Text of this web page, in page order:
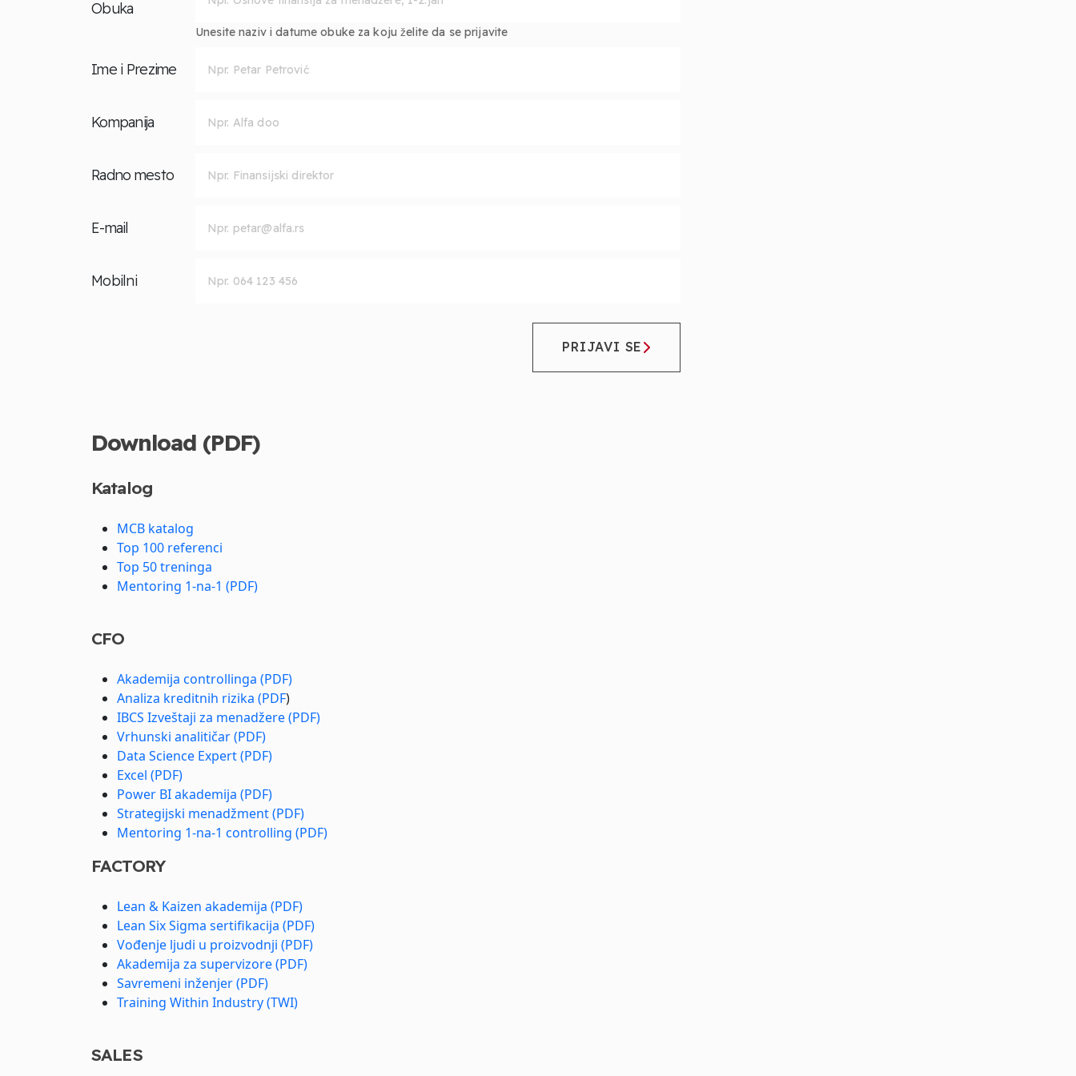
Obuka
Unesite naziv i datume obuke za koju želite da se prijavite
Ime i Prezime
Kompanija
Radno mesto
E-mail
Mobilni
PRIJAVI SE
Download (PDF)
Katalog
MCB katalog
Top 100 referenci
Top 50 treninga
Mentoring 1-na-1 (PDF)
CFO
Akademija controllinga (PDF)
Analiza kreditnih rizika (PDF)
IBCS Izveštaji za menadžere (PDF)
Vrhunski analitičar (PDF)
Data Science Expert (PDF)
Excel (PDF)
Power BI akademija (PDF)
Strategijski menadžment (PDF)
Mentoring 1-na-1 controlling (PDF)
FACTORY
Lean & Kaizen akademija (PDF)
Lean Six Sigma sertifikacija (PDF)
Vođenje ljudi u proizvodnji (PDF)
Akademija za supervizore (PDF)
Savremeni inženjer (PDF)
Training Within Industry (TWI)
SALES